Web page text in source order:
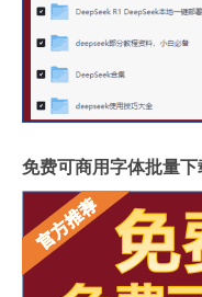
免费可商用字体批量下